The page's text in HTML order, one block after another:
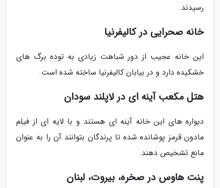
رسیدند.
خانه صحرایی در کالیفرنیا
این خانه عجیب از دور شباهت زیادی به توده برگ های
خشکیده دارد و در بیابان کالیفرنیا ساخته شده است.
هتل مکعب آینه ای در لاپلند سودان
دیواره های این خانه آینه ای هستند و با لایه ای از فیلم
مادون قرمز پوشانده شده تا پرندگان بتوانند آن را به عنوان
مانع تشخیص دهند.
پنت هاوس در صخره، بیروت، لبنان